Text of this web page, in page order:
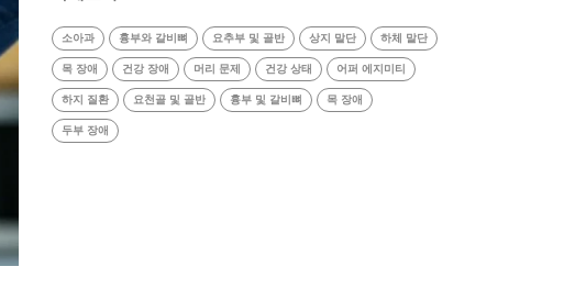
소아과 흉부와 갈비뼈 요추부 및 골반 상지 말단 하체 말단
목 장애 건강 장애 머리 문제 건강 상태 어퍼 에지미티
하지 질환 요천골 및 골반 흉부 및 갈비뼈 목 장애
두부 장애